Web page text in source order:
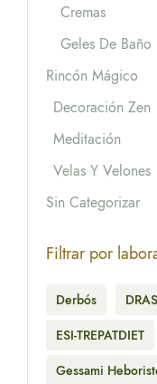
Cremas
Geles De Baño
Rincón Mágico
Decoración Zen
Meditación
Velas Y Velones
Sin Categorizar
Filtrar por
Derbós
ESI-TREPATDIET
Gessami